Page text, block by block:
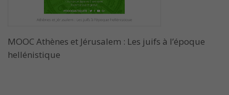
MOOC Athènes et Jérusalem : Les juifs à l’époque
hellénistique